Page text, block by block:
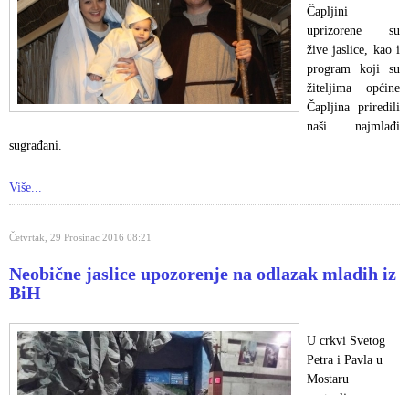
Čapljini
uprizorene su
žive jaslice, kao i
program koji su
žiteljima općine
Čapljina priredili
naši najmlađi
sugrađani.
Više...
Četvrtak, 29 Prosinac 2016 08:21
Neobične jaslice upozorenje na odlazak mladih iz
BiH
U crkvi Svetog
Petra i Pavla u
Mostaru